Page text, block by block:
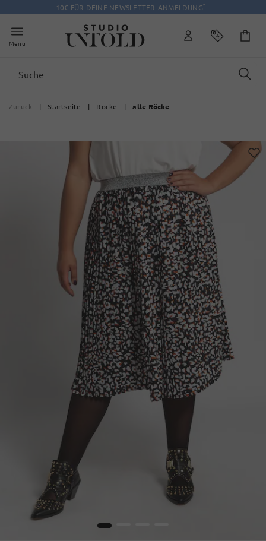
10€ FÜR DEINE NEWSLETTER-ANMELDUNG*
Menü
Zurück | Startseite | Röcke | alle Röcke
1